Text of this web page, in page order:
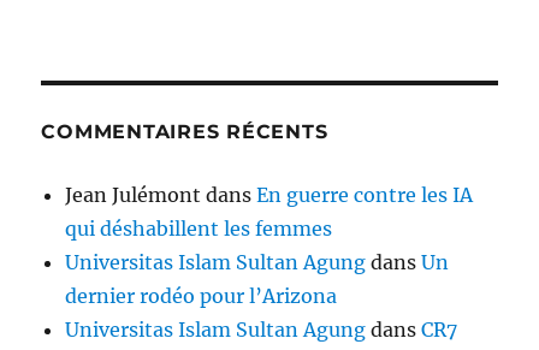
COMMENTAIRES RÉCENTS
Jean Julémont dansEn guerre contre les IA
qui déshabillent les femmes
Universitas Islam Sultan Agung dansUn
dernier rodéo pour l’Arizona
Universitas Islam Sultan Agung dansCR7